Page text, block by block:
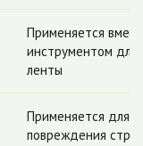
Применяется
инструментом для
ленты
Применяется для
повреждения